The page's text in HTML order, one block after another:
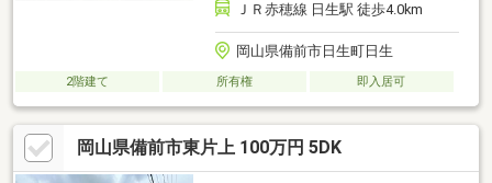
ＪＲ赤穂線 日生駅 徒歩4.0km
岡山県備前市日生町日生
2階建て 所有権 即入居可
岡山県備前市東片上 100万円 5DK